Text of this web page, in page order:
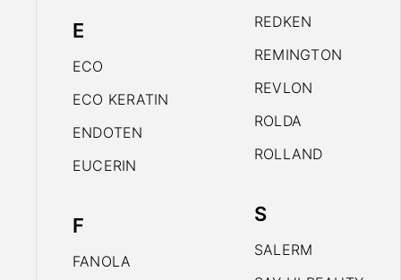
E
ECO
ECO KERATIN
ENDOTEN
EUCERIN
F
FANOLA
REDKEN
REMINGTON
REVLON
ROLDA
ROLLAND
S
SALERM